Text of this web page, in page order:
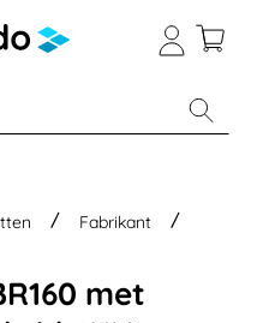
thuis
Fabrikant
met